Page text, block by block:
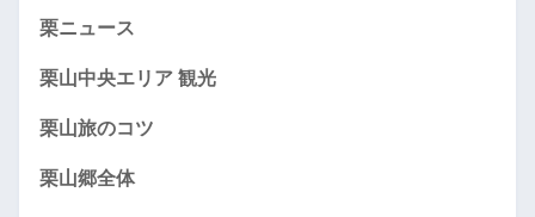
栗ニュース
栗山中央エリア 観光
栗山旅のコツ
栗山郷全体